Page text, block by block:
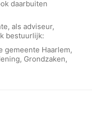
daarbuiten
als adviseur,
bestuurlijk:
gemeente Haarlem,
Grondzaken,